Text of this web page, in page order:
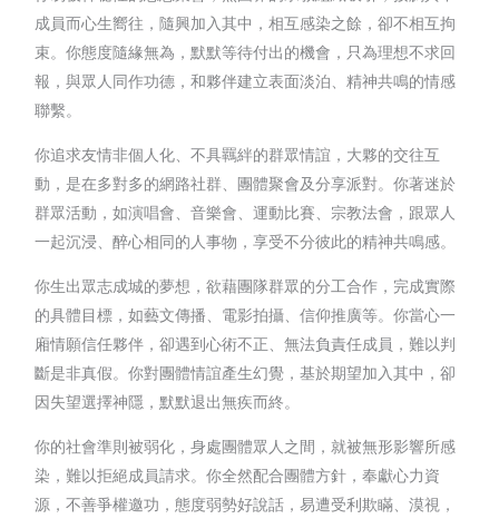
成員而心生嚮往，隨興加入其中，相互感染之餘，卻不相互拘
束。你態度隨緣無為，默默等待付出的機會，只為理想不求回
報，與眾人同作功德，和夥伴建立表面淡泊、精神共鳴的情感
聯繫。
你追求友情非個人化、不具羈絆的群眾情誼，大夥的交往互
動，是在多對多的網路社群、團體聚會及分享派對。你著迷於
群眾活動，如演唱會、音樂會、運動比賽、宗教法會，跟眾人
一起沉浸、醉心相同的人事物，享受不分彼此的精神共鳴感。
你生出眾志成城的夢想，欲藉團隊群眾的分工合作，完成實際
的具體目標，如藝文傳播、電影拍攝、信仰推廣等。你當心一
廂情願信任夥伴，卻遇到心術不正、無法負責任成員，難以判
斷是非真假。你對團體情誼產生幻覺，基於期望加入其中，卻
因失望選擇神隱，默默退出無疾而終。
你的社會準則被弱化，身處團體眾人之間，就被無形影響所感
染，難以拒絕成員請求。你全然配合團體方針，奉獻心力資
源，不善爭權邀功，態度弱勢好說話，易遭受利欺瞞、漠視，